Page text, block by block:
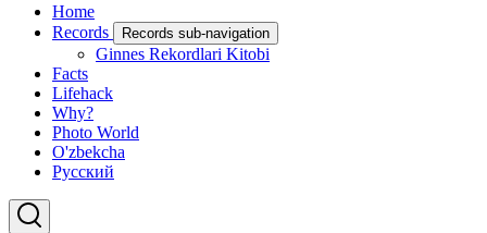
Home
Records
Records sub-navigation
Ginnes Rekordlari Kitobi
Facts
Lifehack
Why?
Photo World
O'zbekcha
Русский